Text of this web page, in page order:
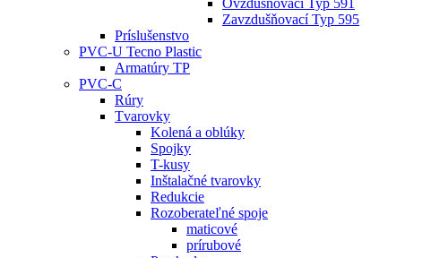
Ovzdušňovací Typ 591
Zavzdušňovací Typ 595
Príslušenstvo
PVC-U Tecno Plastic
Armatúry TP
PVC-C
Rúry
Tvarovky
Kolená a oblúky
Spojky
T-kusy
Inštalačné tvarovky
Redukcie
Rozoberateľné spoje
maticové
prírubové